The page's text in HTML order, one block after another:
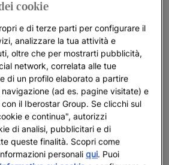
PROMOZIONALE: LISBOA26
speciale Lisbona 2026
20%
PROMOZIONALE: LASTMINUTE
Selection Marbella Coral
20%
cookie
e di terze parti per configurare il
analizzare la tua attività e
oltre che per mostrarti pubblicità,
network, correlata alle tue
di un profilo elaborato a partire
(ad es. pagine visitate) e
il Iberostar Group. Se clicchi sul
e continua", autorizzi
di analisi, pubblicitari e di
queste finalità. Scopri come
personaliqui. Puoi